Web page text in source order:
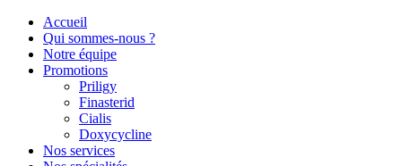
Accueil
Qui sommes-nous ?
Notre équipe
Promotions
Priligy
Finasterid
Cialis
Doxycycline
Nos services